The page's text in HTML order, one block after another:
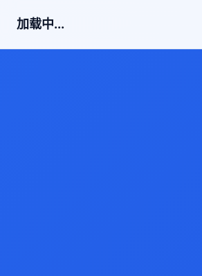
加载中...